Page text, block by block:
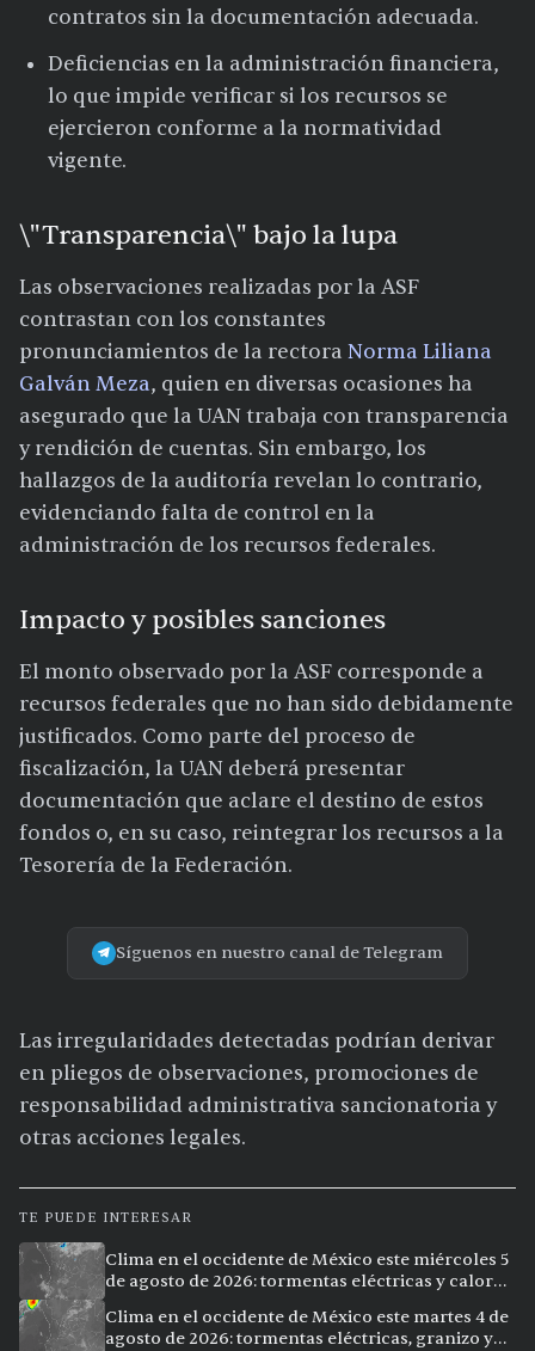
contratos sin la documentación adecuada.
Deficiencias en la administración financiera,
lo que impide verificar si los recursos se
ejercieron conforme a la normatividad
vigente.
\"Transparencia\" bajo la lupa
Las observaciones realizadas por la ASF
contrastan con los constantes
pronunciamientos de la rectora Norma Liliana
Galván Meza, quien en diversas ocasiones ha
asegurado que la UAN trabaja con transparencia
y rendición de cuentas. Sin embargo, los
hallazgos de la auditoría revelan lo contrario,
evidenciando falta de control en la
administración de los recursos federales.
Impacto y posibles sanciones
El monto observado por la ASF corresponde a
recursos federales que no han sido debidamente
justificados. Como parte del proceso de
fiscalización, la UAN deberá presentar
documentación que aclare el destino de estos
fondos o, en su caso, reintegrar los recursos a la
Tesorería de la Federación.
Síguenos en nuestro canal de Telegram
Las irregularidades detectadas podrían derivar
en pliegos de observaciones, promociones de
responsabilidad administrativa sancionatoria y
otras acciones legales.
TE PUEDE INTERESAR
Clima en el occidente de México este miércoles 5
de agosto de 2026: tormentas eléctricas y calor
Clima en el occidente de México este martes 4 de
agosto de 2026: tormentas eléctricas, granizo y